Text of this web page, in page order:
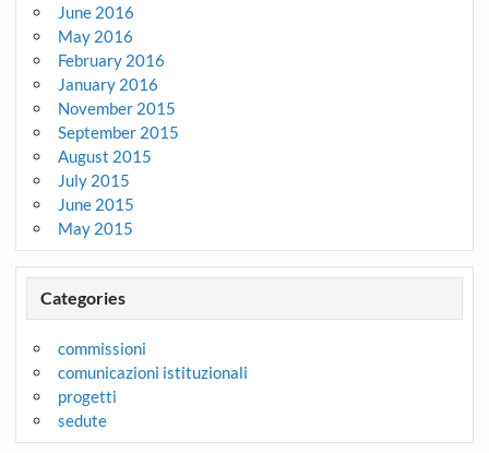
June 2016
May 2016
February 2016
January 2016
November 2015
September 2015
August 2015
July 2015
June 2015
May 2015
Categories
commissioni
comunicazioni istituzionali
progetti
sedute